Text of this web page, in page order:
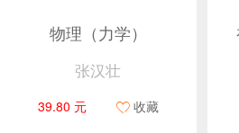
物理（力学）
张汉壮
39.80 元 收藏